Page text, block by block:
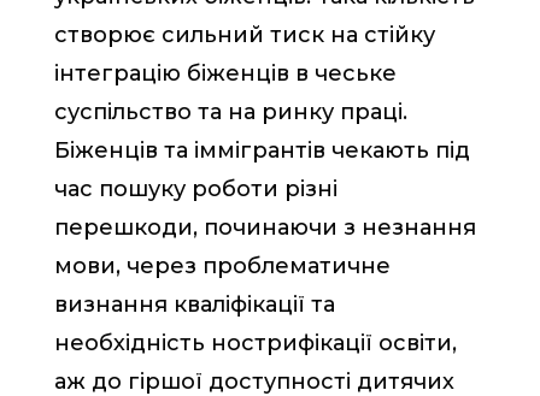
створює сильний тиск на стійку
інтеграцію біженців в чеське
суспільство та на ринку праці.
Біженців та іммігрантів чекають під
час пошуку роботи різні
перешкоди, починаючи з незнання
мови, через проблематичне
визнання кваліфікації та
необхідність нострифікації освіти,
аж до гіршої доступності дитячих